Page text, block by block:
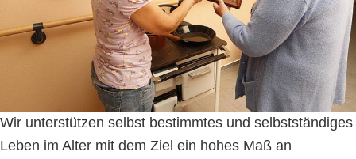
Wir unterstützen selbst bestimmtes und selbstständiges
Leben im Alter mit dem Ziel ein hohes Maß an